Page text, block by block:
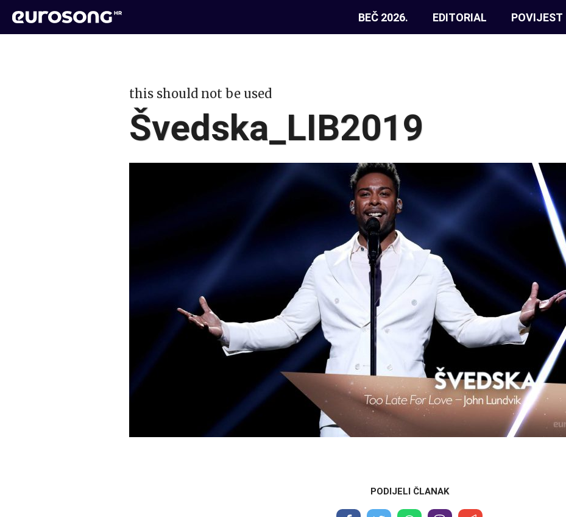
BEČ 2026. EDITORIAL POVIJEST
this should not be used
Švedska_LIB2019
PODIJELI ČLANAK